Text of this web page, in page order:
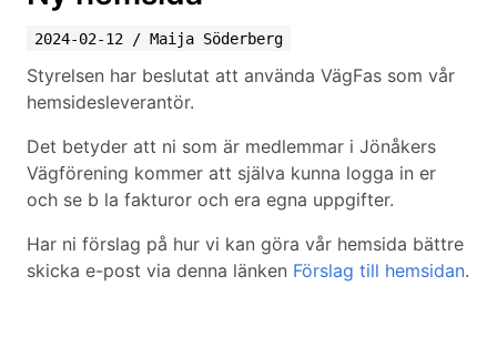
2024-02-12 / Maija Söderberg
Styrelsen har beslutat att använda VägFas som vår
hemsidesleverantör.
Det betyder att ni som är medlemmar i Jönåkers
Vägförening kommer att själva kunna logga in er
och se b la fakturor och era egna uppgifter.
Har ni förslag på hur vi kan göra vår hemsida bättre
skicka e-post via denna länken Förslag till hemsidan.